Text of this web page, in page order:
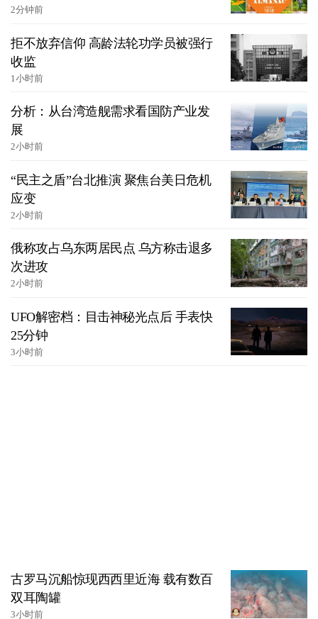
2分钟前
拒不放弃信仰 高龄法轮功学员被强行
收监
1小时前
分析：从台湾造舰需求看国防产业发
展
2小时前
“民主之盾”台北推演 聚焦台美日危机
应变
2小时前
俄称攻占乌东两居民点 乌方称击退多
次进攻
2小时前
UFO解密档：目击神秘光点后 手表快
25分钟
3小时前
古罗马沉船惊现西西里近海 载有数百
双耳陶罐
3小时前